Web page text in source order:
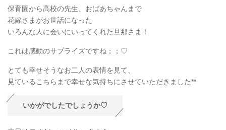
保育園から高校の先生、おばあちゃんまで
花嫁さまがお世話になった
いろんな人に会いにいってくれた旦那さま！
これは感動のサプライズですね；；♡
とても幸せそうなお二人の表情を見て、
見ているこちらまで幸せな気持ちにさせていただきました**
いかがでしたでしょうか♡